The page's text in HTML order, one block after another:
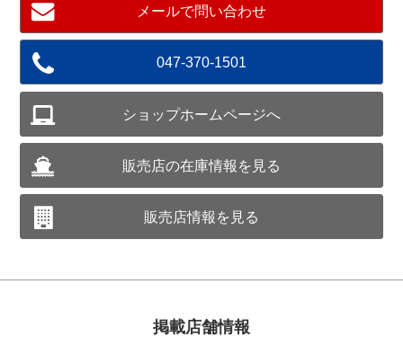
メールで問い合わせ
047-370-1501
ショップホームページへ
販売店の在庫情報を見る
販売店情報を見る
掲載店舗情報